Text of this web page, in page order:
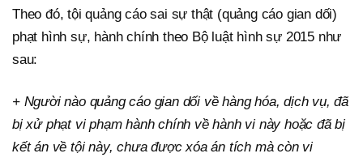
Theo đó, tội quảng cáo sai sự thật (quảng cáo gian dối)
phạt hình sự, hành chính theo Bộ luật hình sự 2015 như
sau:
+ Người nào quảng cáo gian dối về hàng hóa, dịch vụ, đã
bị xử phạt vi phạm hành chính về hành vi này hoặc đã bị
kết án về tội này, chưa được xóa án tích mà còn vi